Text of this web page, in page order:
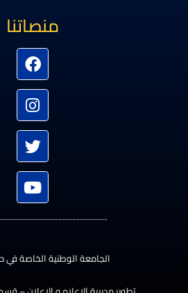
منصاتنا
Twitter
الجامعة الوطنية الخاصة في